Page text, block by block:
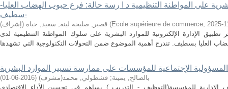
البشرية على المواطنة التنظيمية د ا رسة حالة: فرع حبوب الهضاب العليا-
سطيف-
قصير, صليحة لينة; سعيد, حياة (إشراف) (Ecole supérieure de commerce, 2025-
الإدارة الإلكترونية للموارد البشرية على سلوك المواطنة التنظيمية لدى
المسؤولية الإجتماعية للمؤسسات على ممارسة تسيير الموارد البشرية
بالصالح, يمينة; قشطولي, محمد(مشرف) (
2016-06-01
)
الإدارية للمؤسسة(التوظيف - التدريب ) يساهم في تحسين الأداء الاقتصادي